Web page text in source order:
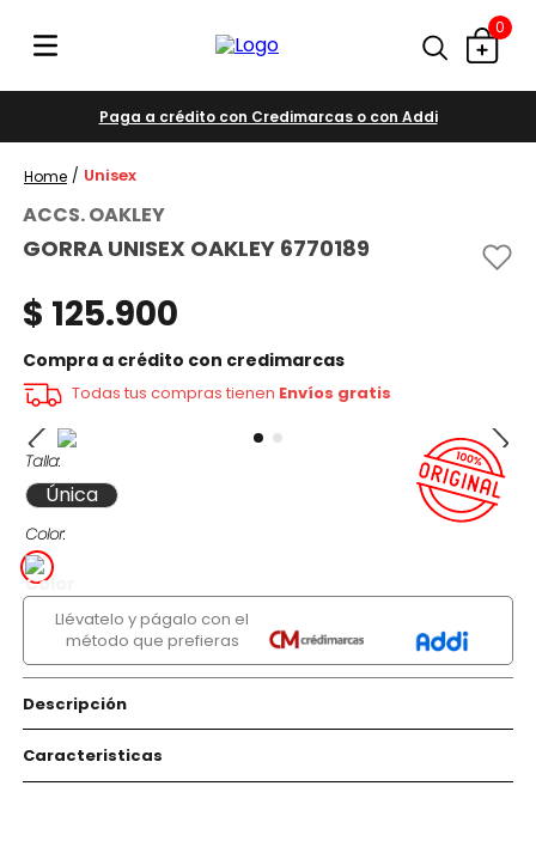
0
Paga a crédito con Credimarcas o con Addi
Unisex
ACCS. OAKLEY
GORRA UNISEX OAKLEY 6770189
$ 125.900
Compra a crédito con credimarcas
Todas tus compras tienen Envíos gratis
Talla
Única
Color
Llévatelo y págalo con el
método que prefieras
Descripción
Caracteristicas